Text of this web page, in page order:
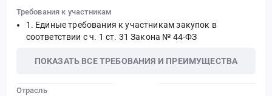
Требования к участникам
Единые требования к участникам закупок в
соответствии с ч. 1 ст. 31 Закона № 44-ФЗ
ПОКАЗАТЬ ВСЕ ТРЕБОВАНИЯ И ПРЕИМУЩЕСТВА
Отрасль